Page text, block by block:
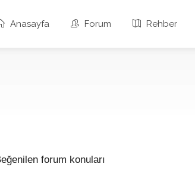
Anasayfa Forum Rehber
forum konuları